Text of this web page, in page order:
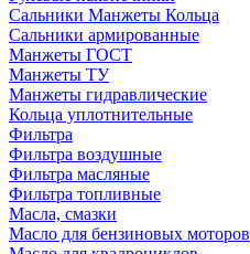
Сальники Манжеты Кольца
Сальники армированные
Манжеты ГОСТ
Манжеты ТУ
Манжеты гидравлические
Кольца уплотнительные
Фильтра
Фильтра воздушные
Фильтра масляные
Фильтра топливные
Масла, смазки
Масло для бензиновых моторов